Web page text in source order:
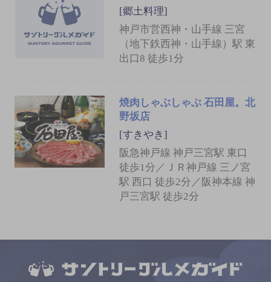
[郷土料理]
神戸市営西神・山手線 三宮
（地下鉄西神・山手線）駅 東
出口8 徒歩1分
焼肉しゃぶしゃぶ 石田屋。北
野坂店
[すきやき]
阪急神戸線 神戸三宮駅 東口
徒歩1分／ＪＲ神戸線 三ノ宮
駅 西口 徒歩2分／阪神本線 神
戸三宮駅 徒歩2分